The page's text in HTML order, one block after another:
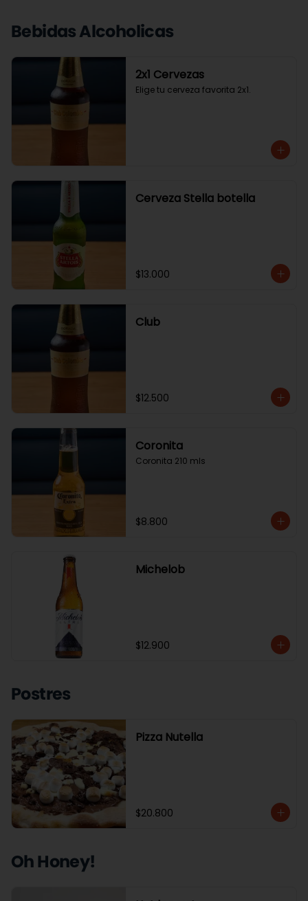
Bebidas Alcoholicas
2x1 Cervezas
Elige tu cerveza favorita 2x1.
Cerveza Stella botella
$13.000
Club
$12.500
Coronita
Coronita 210 mls
$8.800
Michelob
$12.900
Postres
Pizza Nutella
$20.800
Oh Honey!